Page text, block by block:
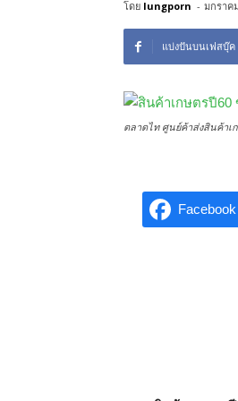
โดย lungporn - มกราค
แบ่งปันบนเฟสบุ๊ค
ตลาดไท ศูนย์ค้าส่งสินค้าเก
Facebook